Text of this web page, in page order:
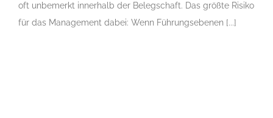
oft unbemerkt innerhalb der Belegschaft. Das größte Risiko
für das Management dabei: Wenn Führungsebenen [...]